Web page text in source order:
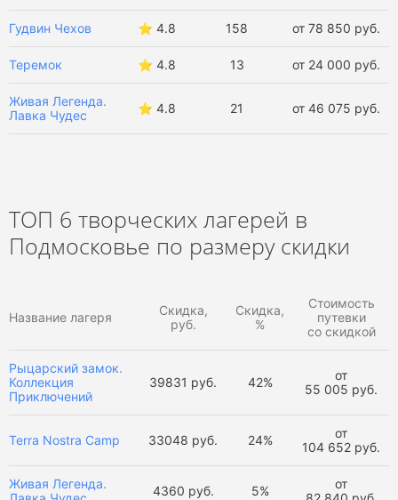
Лагеря для детей в Подмосковье
Детские творческие лагеря
Гудвин Чехов ⭐️ 4.8 158 от 78 850 руб.
Теремок ⭐️ 4.8 13 от 24 000 руб.
Живая Легенда.
Лавка Чудес
⭐️ 4.8 21 от 46 075 руб.
ТОП 6 творческих лагерей в
Подмосковье по размеру скидки
Название лагеря
Скидка,
руб.
Скидка,
%
Стоимость
путевки
со скидкой
Рыцарский замок.
Коллекция
Приключений
39831 руб. 42%
от
55 005 руб.
Terra Nostra Camp 33048 руб. 24%
от
104 652 руб.
Живая Легенда.
4360 руб. 5%
от